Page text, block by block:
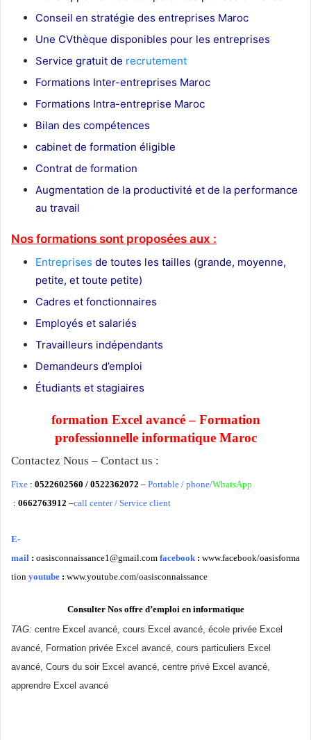
Conseil en stratégie des entreprises Maroc
Une CVthèque disponibles pour les entreprises
Service gratuit de recrutement
Formations Inter-entreprises Maroc
Formations Intra-entreprise Maroc
Bilan des compétences
cabinet de formation éligible
Contrat de formation
Augmentation de la productivité et de la performance
au travail
Nos formations sont proposées aux :
Entreprises de toutes les tailles (grande, moyenne,
petite, et toute petite)
Cadres et fonctionnaires
Employés et salariés
Travailleurs indépendants
Demandeurs d’emploi
Étudiants et stagiaires
formation Excel avancé – Formation
professionnelle informatique Maroc
Contactez Nous – Contact us :
Fixe : 0522602560 / 0522362072 – Portable / phone/WhatsApp
: 0662763912 –call center / Service client
E-
mail : oasisconnaissance1@gmail.com facebook : www.facebook/oasisforma
tion youtube : www.youtube.com/oasisconnaissance
Consulter Nos offre d’emploi en informatique
TAG: centre Excel avancé, cours Excel avancé, école privée Excel
avancé, Formation privée Excel avancé, cours particuliers Excel
avancé, Cours du soir Excel avancé, centre privé Excel avancé,
apprendre Excel avancé